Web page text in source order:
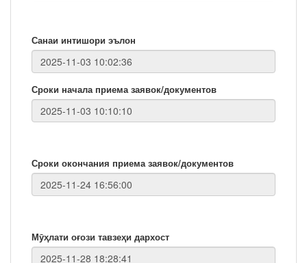
Санаи интишори эълон
Сроки начала приема заявок/документов
Сроки окончания приема заявок/документов
Мӯҳлати оғози тавзеҳи дархост